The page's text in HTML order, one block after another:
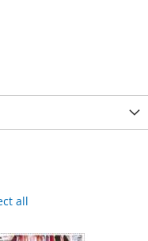
all